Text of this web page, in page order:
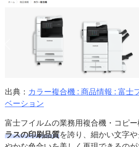
出典： カラー複合機 : 商品情報 : 富士
ベーション
富士フイルムの業務用複合機・コピー
ラスの印刷品質を誇り、細かい文字